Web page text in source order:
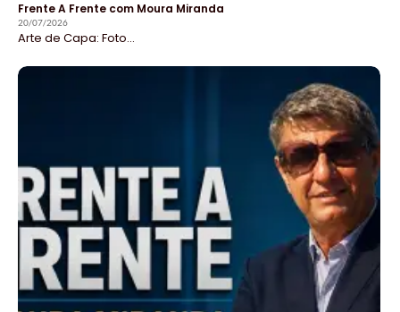
Frente A Frente com Moura Miranda
20/07/2026
Arte de Capa: Foto...